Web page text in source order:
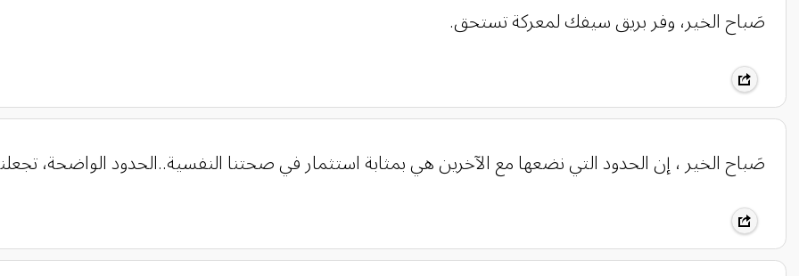
صَباح الخير، وفر بريق سيفك لمعركة تستحق.
صَباح الخير ، إن الحدود التي نضعها مع الآخرين هي بمثابة استثمار في صحتنا النفسية..الحدود الواضحة،